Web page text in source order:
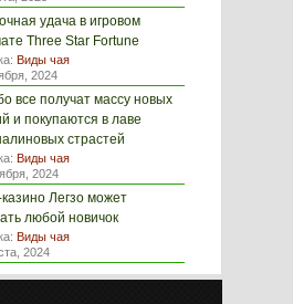
удача в игровом
Three Star Fortune
Виды чая
2024
все получат массу новых
и покупаются в лаве
страстей
Виды чая
2024
казино Легзо может
любой новичок
Виды чая
2024